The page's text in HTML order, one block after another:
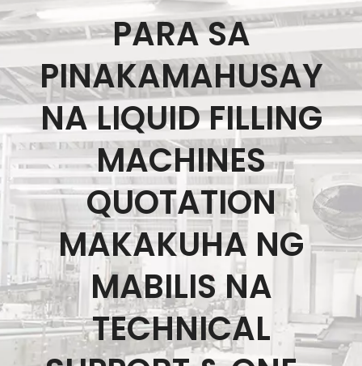
PARA SA
PINAKAMAHUSAY
NA LIQUID FILLING
MACHINES
QUOTATION
MAKAKUHA NG
MABILIS NA
TECHNICAL